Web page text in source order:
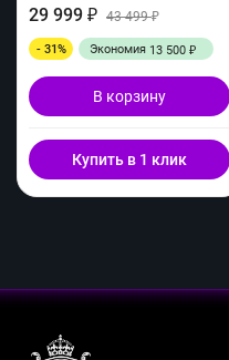
29 999 ₽ 43 499₽
- 31% Экономия 13 500 ₽
В корзину
Купить в 1 клик